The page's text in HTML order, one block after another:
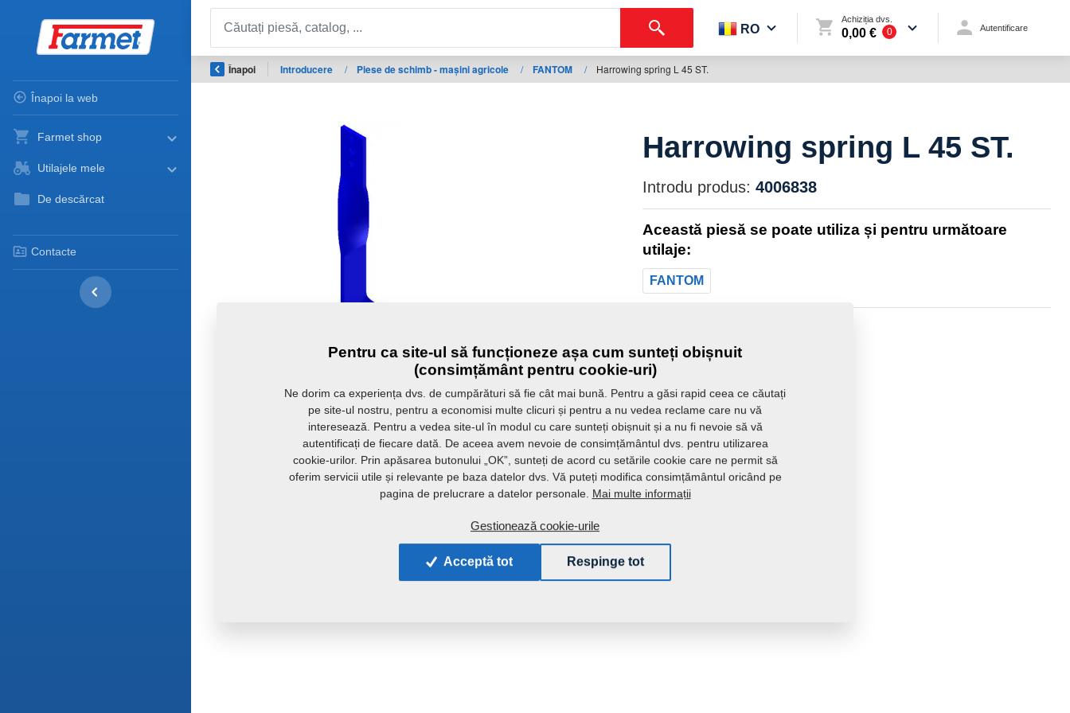
Înapoi la web
Farmet shop
Utilajele mele
De descărcat
Contacte
RO
Achiziția dvs.
0,00 € 0 Autentificare
Înapoi Introducere / Piese de schimb - mașini agricole / FANTOM / Harrowing spring L 45 ST.
Harrowing spring L 45 ST.
Introdu produs: 4006838
Această piesă se poate utiliza și pentru următoare
utilaje:
FANTOM
Pentru ca site-ul să funcționeze așa cum sunteți obișnuit
(consimțământ pentru cookie-uri)
Ne dorim ca experiența dvs. de cumpărături să fie cât mai bună. Pentru a găsi rapid ceea ce căutați
pe site-ul nostru, pentru a economisi multe clicuri și pentru a nu vedea reclame care nu vă
interesează. Pentru a vedea site-ul în modul cu care sunteți obișnuit și a nu fi nevoie să vă
autentificați de fiecare dată. De aceea avem nevoie de consimțământul dvs. pentru utilizarea
cookie-urilor. Prin apăsarea butonului „OK”, sunteți de acord cu setările cookie care ne permit să
oferim servicii utile și relevante pe baza datelor dvs. Vă puteți modifica consimțământul oricând pe
pagina de prelucrare a datelor personale. Mai multe informații
Gestionează cookie-urile
Acceptă tot Respinge tot